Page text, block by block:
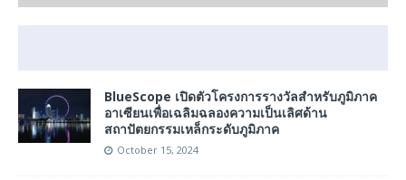
BlueScope เปิดตัวโครงการรางวัลสำหรับภูมิภาค
อาเซียนเพื่อเฉลิมฉลองความเป็นเลิศด้าน
สถาปัตยกรรมเหล็กระดับภูมิภาค
October 15, 2024